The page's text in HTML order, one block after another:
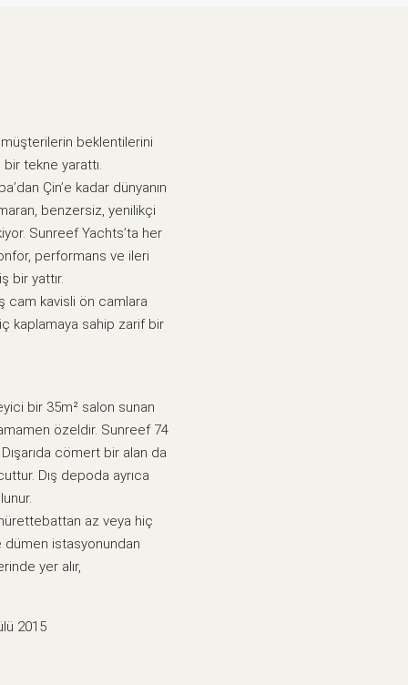
beklentilerini
tekne yarattı.
Çin’e kadar dünyanın
benzersiz, yenilikçi
Sunreef Yachts’ta her
performans ve ileri
bir yattır.
cam kavisli ön camlara
kaplamaya sahip zarif bir
bir 35m² salon sunan
özeldir. Sunreef 74
cömert bir alan da
Dış depoda ayrıca
az veya hiç
istasyonundan
yer alır,
2015